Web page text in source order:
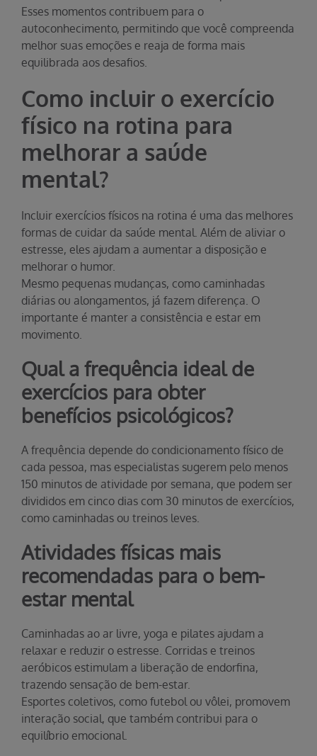
Esses momentos contribuem para o
autoconhecimento, permitindo que você compreenda
melhor suas emoções e reaja de forma mais
equilibrada aos desafios.
Como incluir o exercício
físico na rotina para
melhorar a saúde
mental?
Incluir exercícios físicos na rotina é uma das melhores
formas de cuidar da saúde mental. Além de aliviar o
estresse, eles ajudam a aumentar a disposição e
melhorar o humor.
Mesmo pequenas mudanças, como caminhadas
diárias ou alongamentos, já fazem diferença. O
importante é manter a consistência e estar em
movimento.
Qual a frequência ideal de
exercícios para obter
benefícios psicológicos?
A frequência depende do condicionamento físico de
cada pessoa, mas especialistas sugerem pelo menos
150 minutos de atividade por semana, que podem ser
divididos em cinco dias com 30 minutos de exercícios,
como caminhadas ou treinos leves.
Atividades físicas mais
recomendadas para o bem-
estar mental
Caminhadas ao ar livre, yoga e pilates ajudam a
relaxar e reduzir o estresse. Corridas e treinos
aeróbicos estimulam a liberação de endorfina,
trazendo sensação de bem-estar.
Esportes coletivos, como futebol ou vôlei, promovem
interação social, que também contribui para o
equilíbrio emocional.